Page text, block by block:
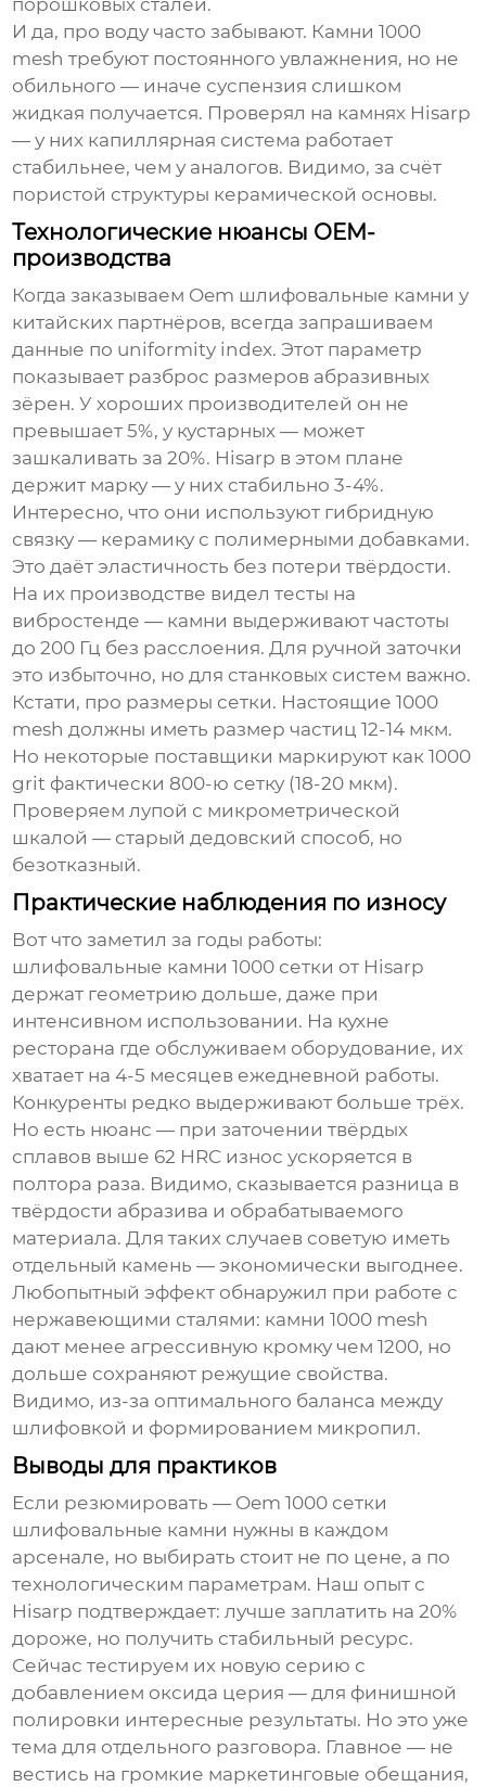
порошковых сталей.
И да, про воду часто забывают. Камни 1000
mesh требуют постоянного увлажнения, но не
обильного — иначе суспензия слишком
жидкая получается. Проверял на камнях Hisarp
— у них капиллярная система работает
стабильнее, чем у аналогов. Видимо, за счёт
пористой структуры керамической основы.
Технологические нюансы OEM-
производства
Когда заказываем Oem шлифовальные камни у
китайских партнёров, всегда запрашиваем
данные по uniformity index. Этот параметр
показывает разброс размеров абразивных
зёрен. У хороших производителей он не
превышает 5%, у кустарных — может
зашкаливать за 20%. Hisarp в этом плане
держит марку — у них стабильно 3-4%.
Интересно, что они используют гибридную
связку — керамику с полимерными добавками.
Это даёт эластичность без потери твёрдости.
На их производстве видел тесты на
вибростенде — камни выдерживают частоты
до 200 Гц без расслоения. Для ручной заточки
это избыточно, но для станковых систем важно.
Кстати, про размеры сетки. Настоящие 1000
mesh должны иметь размер частиц 12-14 мкм.
Но некоторые поставщики маркируют как 1000
grit фактически 800-ю сетку (18-20 мкм).
Проверяем лупой с микрометрической
шкалой — старый дедовский способ, но
безотказный.
Практические наблюдения по износу
Вот что заметил за годы работы:
шлифовальные камни 1000 сетки от Hisarp
держат геометрию дольше, даже при
интенсивном использовании. На кухне
ресторана где обслуживаем оборудование, их
хватает на 4-5 месяцев ежедневной работы.
Конкуренты редко выдерживают больше трёх.
Но есть нюанс — при заточении твёрдых
сплавов выше 62 HRC износ ускоряется в
полтора раза. Видимо, сказывается разница в
твёрдости абразива и обрабатываемого
материала. Для таких случаев советую иметь
отдельный камень — экономически выгоднее.
Любопытный эффект обнаружил при работе с
нержавеющими сталями: камни 1000 mesh
дают менее агрессивную кромку чем 1200, но
дольше сохраняют режущие свойства.
Видимо, из-за оптимального баланса между
шлифовкой и формированием микропил.
Выводы для практиков
Если резюмировать — Oem 1000 сетки
шлифовальные камни нужны в каждом
арсенале, но выбирать стоит не по цене, а по
технологическим параметрам. Наш опыт с
Hisarp подтверждает: лучше заплатить на 20%
дороже, но получить стабильный ресурс.
Сейчас тестируем их новую серию с
добавлением оксида церия — для финишной
полировки интересные результаты. Но это уже
тема для отдельного разговора. Главное — не
вестись на громкие маркетинговые обещания,